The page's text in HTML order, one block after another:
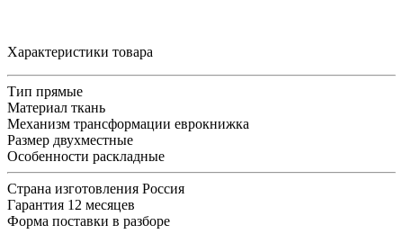
Характеристики товара
Тип прямые
Материал ткань
Механизм трансформации еврокнижка
Размер двухместные
Особенности раскладные
Страна изготовления Россия
Гарантия 12 месяцев
Форма поставки в разборе